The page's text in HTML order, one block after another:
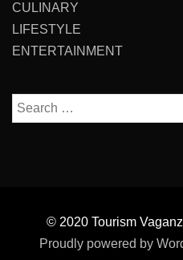
CULINARY
LIFESTYLE
ENTERTAINMENT
Search
for:
© 2020 Tourism
Proudly powered by